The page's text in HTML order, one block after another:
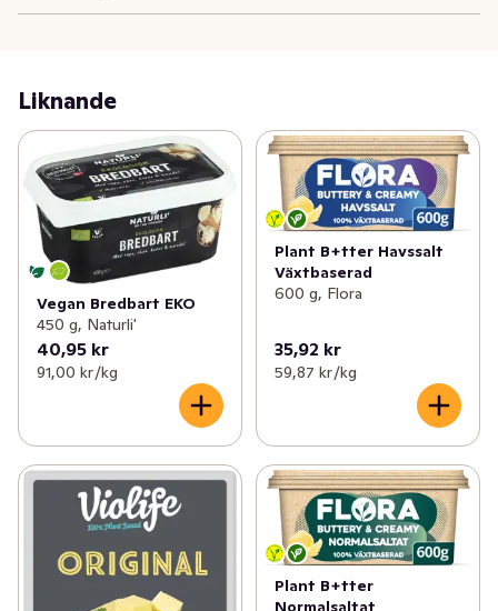
Liknande
Vegan Bredbart EKO
450 g, Naturli'
40,95 kr
91,00 kr /kg
Plant B+tter Havssalt
Växtbaserad
600 g, Flora
35,92 kr
59,87 kr /kg
Plant B+tter
Normalsaltat